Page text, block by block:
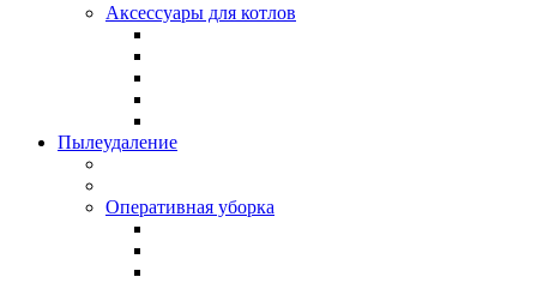
Аксессуары для котлов
Пылеудаление
Оперативная уборка